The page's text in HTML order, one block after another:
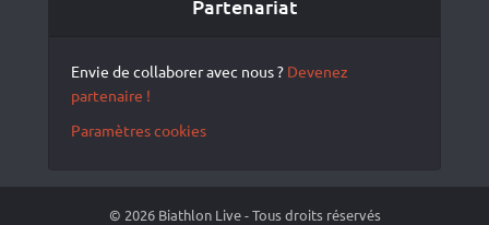
Partenariat
Envie de collaborer avec nous ? Devenez
partenaire !
Paramètres cookies
© 2026 Biathlon Live - Tous droits réservés